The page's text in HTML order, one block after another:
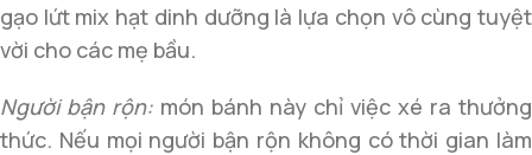
gạo lứt mix hạt dinh dưỡng là lựa chọn vô cùng tuyệt
vời cho các mẹ bầu.
Người bận rộn: món bánh này chỉ việc xé ra thưởng
thức. Nếu mọi người bận rộn không có thời gian làm